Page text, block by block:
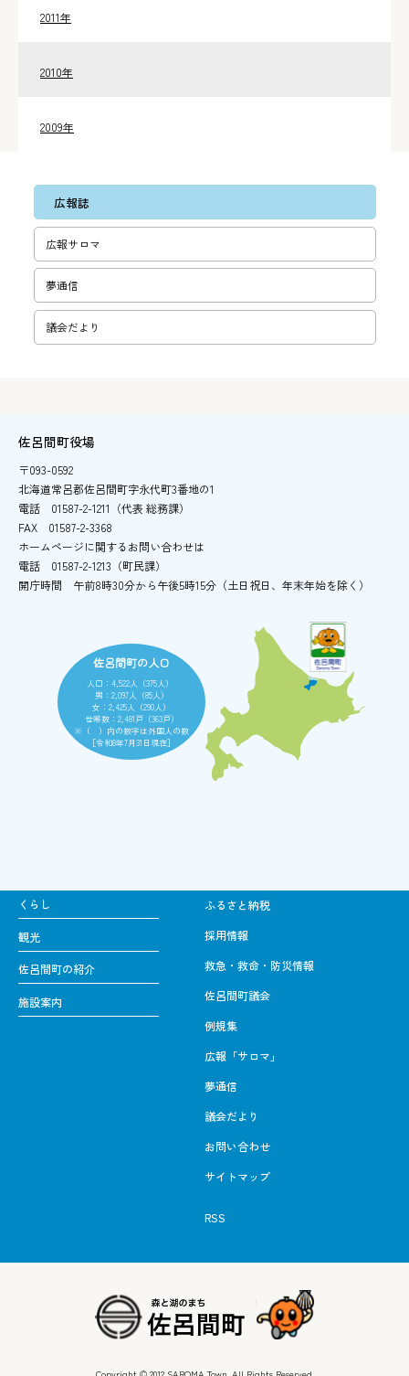
2011年
2010年
2009年
広報誌
広報サロマ
夢通信
議会だより
佐呂間町役場
〒093-0592
北海道常呂郡佐呂間町字永代町3番地の1
電話
01587-2-1211（代表 総務課）
FAX
01587-2-3368
ホームページに関するお問い合わせは
電話
01587-2-1213（町民課）
開庁時間
午前8時30分から午後5時15分 （土日祝日、年末年始を除く）
佐呂間町の人口
人口：4,522人（375人）
男：2,097人（85人）
女：2,425人（290人）
世帯数：2,481戸（363戸）
※（ ）内の数字は外国人の数
［令和8年7月31日現在］
くらし
観光
佐呂間町の紹介
施設案内
ふるさと納税
採用情報
救急・救命・防災情報
佐呂間町議会
例規集
広報「サロマ」
夢通信
議会だより
お問い合わせ
サイトマップ
RSS